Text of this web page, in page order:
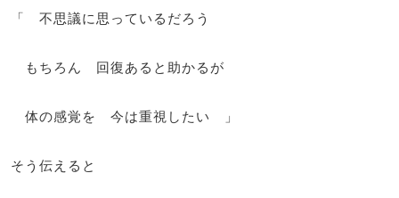
「 不思議に思っているだろう
もちろん 回復あると助かるが
体の感覚を 今は重視したい 」
そう伝えると